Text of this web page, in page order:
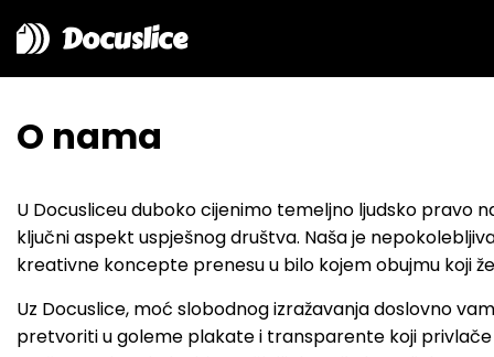
Docuslice
O nama
U Docusliceu duboko cijenimo temeljno ljudsko pravo
ključni aspekt uspješnog društva. Naša je
kreativne koncepte prenesu u bilo kojem obujmu koji
Uz Docuslice, moć slobodnog izražavanja doslovno
pretvoriti u goleme plakate i transparente koji privlače